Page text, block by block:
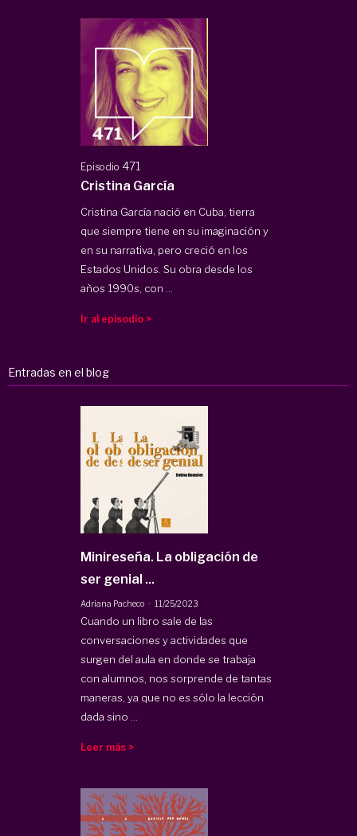
Episodio 471
Cristina García
Cristina García nació en Cuba, tierra
que siempre tiene en su imaginación y
en su narrativa, pero creció en los
Estados Unidos. Su obra desde los
años 1990s, con ...
Ir al episodio >
Entradas en el blog
Minireseña. La obligación de
ser genial ...
Adriana Pacheco ·11/25/2023
Cuando un libro sale de las
conversaciones y actividades que
surgen del aula en donde se trabaja
con alumnos, nos sorprende de tantas
maneras, ya que no es sólo la lección
dada sino ...
Leer más >